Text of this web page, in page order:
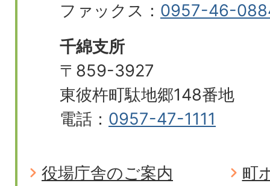
ファックス： 0957-46-
千綿支所
〒859-3927
東彼杵町駄地郷148番地
電話： 0957-47-1111
役場庁舎のご案内
町